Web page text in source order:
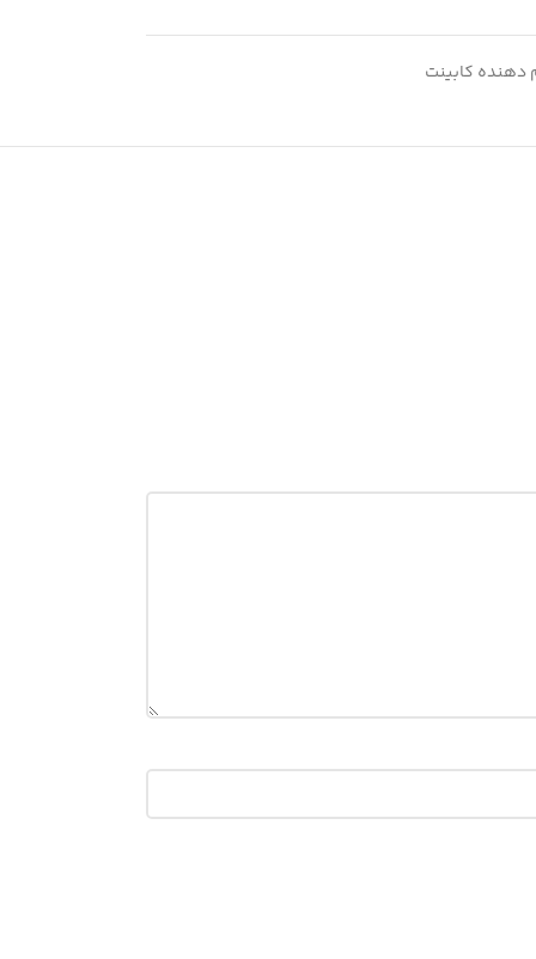
دهنده کابینت